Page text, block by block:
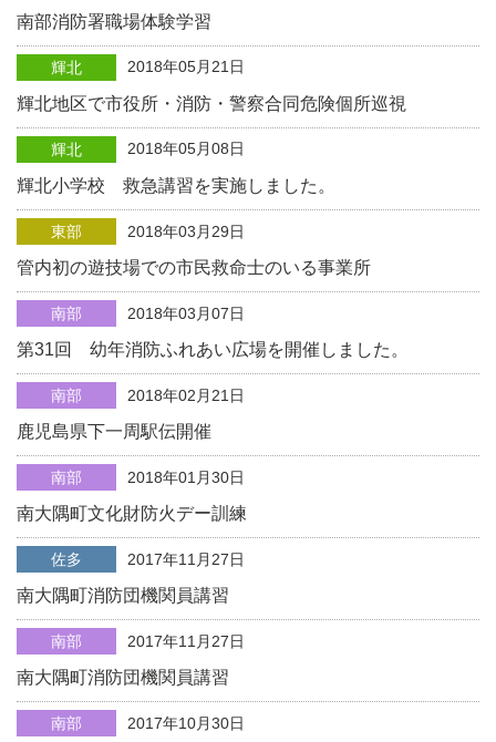
南部消防署職場体験学習
輝北 2018年05月21日
輝北地区で市役所・消防・警察合同危険個所巡視
輝北 2018年05月08日
輝北小学校 救急講習を実施しました。
東部 2018年03月29日
管内初の遊技場での市民救命士のいる事業所
南部 2018年03月07日
第31回 幼年消防ふれあい広場を開催しました。
南部 2018年02月21日
鹿児島県下一周駅伝開催
南部 2018年01月30日
南大隅町文化財防火デー訓練
佐多 2017年11月27日
南大隅町消防団機関員講習
南部 2017年11月27日
南大隅町消防団機関員講習
南部 2017年10月30日